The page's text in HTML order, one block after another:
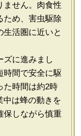
ません。肉食性
ため、害虫駆除
生活圏に近いと
ズに進みまし
時間で安全に駆
た時間は約2時
中は蜂の動きを
保しながら慎重